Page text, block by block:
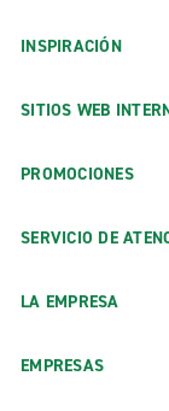
INSPIRACIÓN
SITIOS WEB
PROMOCIONES
SERVICIO DE
LA EMPRESA
EMPRESAS